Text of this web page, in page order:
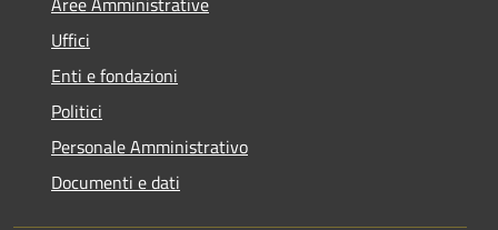
Uffici
Enti e fondazioni
Politici
Personale Amministrativo
Documenti e dati